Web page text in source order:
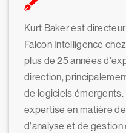
Kurt Baker est
Falcon Intelligence
plus de 25 années
direction,
de logiciels
expertise en matière
d'analyse et de gestion